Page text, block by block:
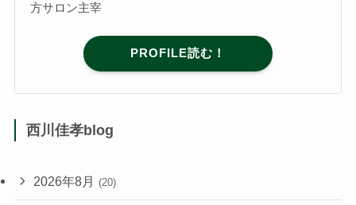
方サロン主宰
PROFILE読む！
西川佳孝blog
2026年8月 (20)